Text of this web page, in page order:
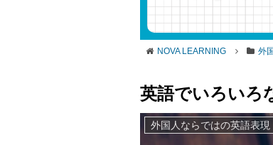
NOVA LEARNING 外
英語でいろいろ
外国人ならではの英語表現